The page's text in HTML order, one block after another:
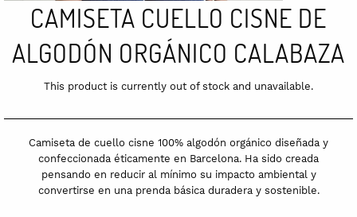
CAMISETA CUELLO CISNE DE
ALGODÓN ORGÁNICO CALABAZA
This product is currently out of stock and unavailable.
Camiseta de cuello cisne 100% algodón orgánico diseñada y
confeccionada éticamente en Barcelona. Ha sido creada
pensando en reducir al mínimo su impacto ambiental y
convertirse en una prenda básica duradera y sostenible.